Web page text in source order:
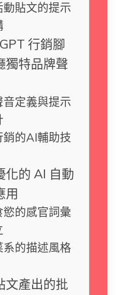
動貼文的提示
行銷腳
獨特品牌聲
音定義與提示
銷的AI輔助技
化的 AI 自動
用
慾的感官詞彙
系的描述風格
文產出的批